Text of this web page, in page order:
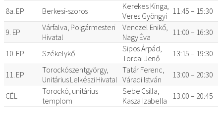
8a. EP Berkesi-szoros
Kerekes Kinga,
Veres Gyöngyi
11:45 – 15:30
9. EP
Várfalva, Polgármesteri
Hivatal
Venczel Enikő,
Nagy Éva
11:00 – 16:30
10. EP Székelykő
Sipos Árpád,
Tordai Jenő
13:15 – 19:30
11. EP
Torockószentgyörgy,
Unitárius Lelkészi Hivatal
Tatár Ferenc,
Váradi István
13:00 – 20:30
CÉL
Torockó, unitárius
templom
Sebe Csilla,
Kasza Izabella
13:00 – 20:45